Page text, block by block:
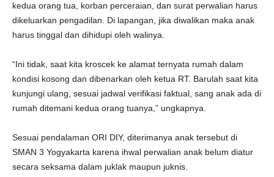
kedua orang tua, korban perceraian, dan surat perwalian harus
dikeluarkan pengadilan. Di lapangan, jika diwalikan maka anak
harus tinggal dan dihidupi oleh walinya.
“Ini tidak, saat kita kroscek ke alamat ternyata rumah dalam
kondisi kosong dan dibenarkan oleh ketua RT. Barulah saat kita
kunjungi ulang, sesuai jadwal verifikasi faktual, sang anak ada di
rumah ditemani kedua orang tuanya,” ungkapnya.
Sesuai pendalaman ORI DIY, diterimanya anak tersebut di
SMAN 3 Yogyakarta karena ihwal perwalian anak belum diatur
secara seksama dalam juklak maupun juknis.